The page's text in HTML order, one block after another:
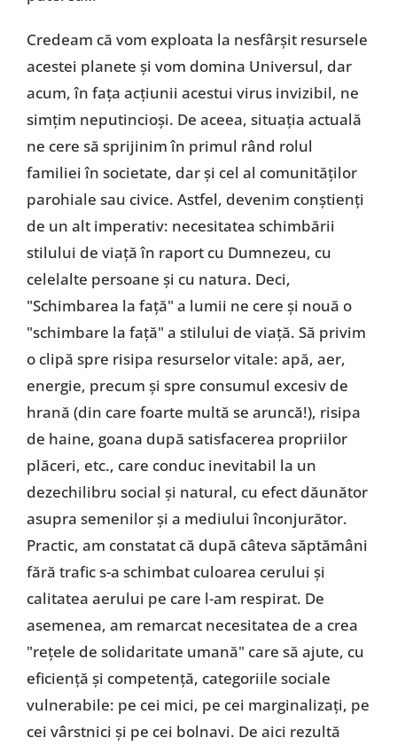
Credeam că vom exploata la nesfârșit resursele
acestei planete și vom domina Universul, dar
acum, în fața acțiunii acestui virus invizibil, ne
simțim neputincioși. De aceea, situația actuală
ne cere să sprijinim în primul rând rolul
familiei în societate, dar și cel al comunităților
parohiale sau civice. Astfel, devenim conștienți
de un alt imperativ: necesitatea schimbării
stilului de viață în raport cu Dumnezeu, cu
celelalte persoane și cu natura. Deci,
"Schimbarea la față" a lumii ne cere și nouă o
"schimbare la față" a stilului de viață. Să privim
o clipă spre risipa resurselor vitale: apă, aer,
energie, precum și spre consumul excesiv de
hrană (din care foarte multă se aruncă!), risipa
de haine, goana după satisfacerea propriilor
plăceri, etc., care conduc inevitabil la un
dezechilibru social și natural, cu efect dăunător
asupra semenilor și a mediului înconjurător.
Practic, am constatat că după câteva săptămâni
fără trafic s-a schimbat culoarea cerului și
calitatea aerului pe care l-am respirat. De
asemenea, am remarcat necesitatea de a crea
"rețele de solidaritate umană" care să ajute, cu
eficiență și competență, categoriile sociale
vulnerabile: pe cei mici, pe cei marginalizați, pe
cei vârstnici și pe cei bolnavi. De aici rezultă